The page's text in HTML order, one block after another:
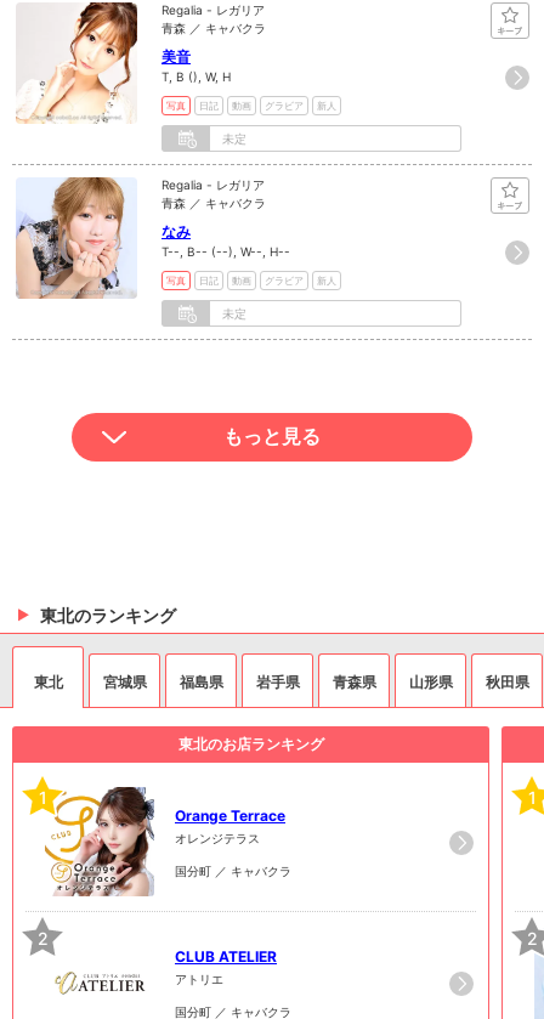
Regalia - レガリア
青森 ／ キャバクラ
美音
T, B (), W, H
写真 日記 動画 グラビア 新人
未定
Regalia - レガリア
青森 ／ キャバクラ
なみ
T--, B-- (--), W--, H--
写真 日記 動画 グラビア 新人
未定
もっと見る
東北のランキング
東北 宮城県 福島県 岩手県 青森県 山形県 秋田県
東北のお店ランキング
1
Orange Terrace
オレンジテラス
国分町 ／ キャバクラ
2
CLUB ATELIER
アトリエ
国分町 ／ キャバクラ
1
2